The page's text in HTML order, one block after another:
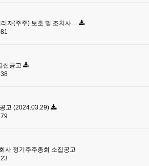
자(주주) 보호 및 조치사…
산공고
고 (2024.03.29)
사 정기주주총회 소집공고